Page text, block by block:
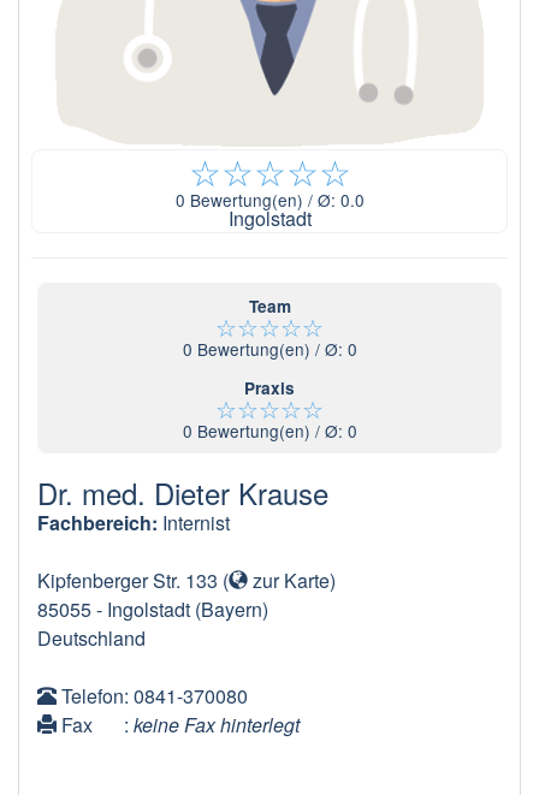
☆☆☆☆☆
0 Bewertung(en) / Ø: 0.0
Ingolstadt
Team
☆☆☆☆☆
0 Bewertung(en) / Ø: 0
Praxis
☆☆☆☆☆
0 Bewertung(en) / Ø: 0
Dr. med. Dieter Krause
Fachbereich: Internist
Kipfenberger Str. 133 ( zur Karte)
85055- Ingolstadt (Bayern)
Deutschland
Telefon: 0841-370080
Fax
: keine Fax hinterlegt